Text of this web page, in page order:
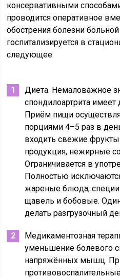
консервативными
проводится оперативное
обострения болезни
госпитализируется в
следующее:
Диета. Немаловажное
спондилоартрита имеет
Приём пищи
порциями 4–5 раз в
входить свежие
продукция, нежирные
Ограничивается в
Полностью
жареные блюда,
щавель и бобовые.
делать разгрузочный
Медикаментозная
уменьшение болевого
напряжённых мышц.